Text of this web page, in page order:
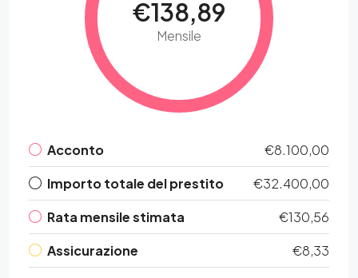
€138,89
Mensile
Acconto
€8.100,00
Importo totale del prestito
€32.400,00
Rata mensile stimata
€130,56
Assicurazione
€8,33